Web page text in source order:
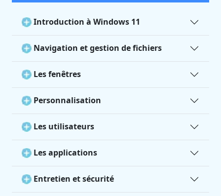
Introduction à Windows 11
Navigation et gestion de fichiers
Les fenêtres
Personnalisation
Les utilisateurs
Les applications
Entretien et sécurité